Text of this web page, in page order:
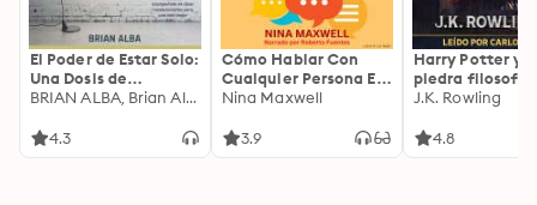
El Poder de Estar Solo:
Una Dosis de
Motivación
Ideas Revolucionarias
BRIAN ALBA, Brian Alba
4.3
Cómo Hablar Con
Cualquier Persona En
Cualquier Lugar Y En
Nina Maxwell
3.9
Harry Potter y
piedra filosofal
J.K. Rowling
4.8